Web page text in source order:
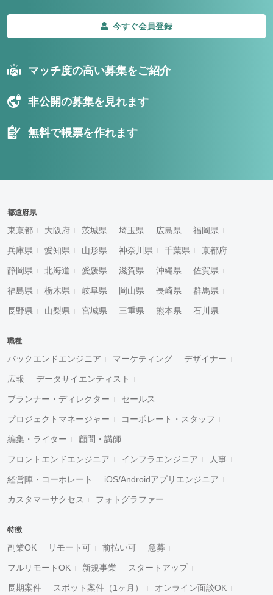
今すぐ会員登録
マッチ度の高い募集をご紹介
非公開の募集を見れます
無料で帳票を作れます
都道府県
東京都 大阪府 茨城県 埼玉県 広島県 福岡県
兵庫県 愛知県 山形県 神奈川県 千葉県 京都府
静岡県 北海道 愛媛県 滋賀県 沖縄県 佐賀県
福島県 栃木県 岐阜県 岡山県 長崎県 群馬県
長野県 山梨県 宮城県 三重県 熊本県 石川県
職種
バックエンドエンジニア マーケティング デザイナー
広報 データサイエンティスト
プランナー・ディレクター セールス
プロジェクトマネージャー コーポレート・スタッフ
編集・ライター 顧問・講師
フロントエンドエンジニア インフラエンジニア 人事
経営陣・コーポレート iOS/Androidアプリエンジニア
カスタマーサクセス フォトグラファー
特徴
副業OK リモート可 前払い可 急募
フルリモートOK 新規事業 スタートアップ
長期案件 スポット案件（1ヶ月） オンライン面談OK